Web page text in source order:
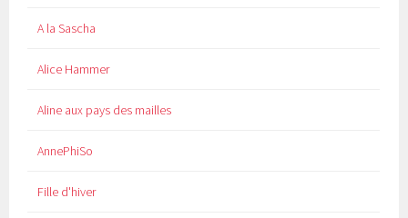
A la Sascha
Alice Hammer
Aline aux pays des mailles
AnnePhiSo
Fille d'hiver